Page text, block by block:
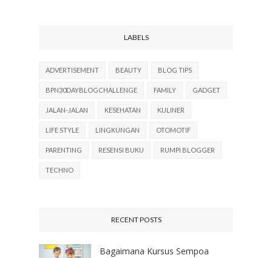
LABELS
ADVERTISEMENT BEAUTY BLOG TIPS
BPN30DAYBLOGCHALLENGE FAMILY GADGET
JALAN-JALAN KESEHATAN KULINER
LIFE STYLE LINGKUNGAN OTOMOTIF
PARENTING RESENSI BUKU RUMPI BLOGGER
TECHNO
RECENT POSTS
Bagaimana Kursus Sempoa